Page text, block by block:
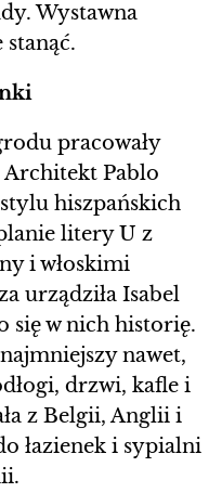
Wystawna
stanąć.
pracowały
Pablo
hiszpańskich
litery U z
i włoskimi
urządziła Isabel
się w nich historię.
nawet,
drzwi, kafle i
z Belgii, Anglii i
łazienek i sypialni